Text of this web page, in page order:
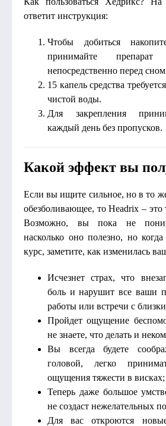
ответит инструкция:
Чтобы добиться
принимайте
непосредственно перед
15 капель средства
чистой воды.
Для закрепления
каждый день без пропусков.
Какой эффект вы
Если вы ищите сильное, но в то
обезболивающее, то Headrix –
Возможно, вы пока не
насколько оно полезно, но
курс, заметите, как изменилась
Исчезнет страх, что
боль и нарушит все ваши
работы или встречи с
Пройдет ощущение
не знаете, что делать и
Вы всегда будете
головой, легко
ощущения тяжести в висках;
Теперь даже большое
не создаст нежелательных
Для вас откроются